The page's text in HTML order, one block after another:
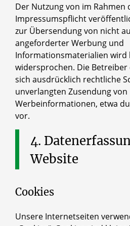
Der Nutzung von im Rahmen
Impressumspflicht
zur Übersendung von nicht
angeforderter Werbung und
Informationsmaterialien wird
widersprochen. Die
sich ausdrücklich rechtliche
unverlangten Zusendung von
Werbeinformationen, etwa
vor.
4.
Website
Cookies
Unsere Internetseiten